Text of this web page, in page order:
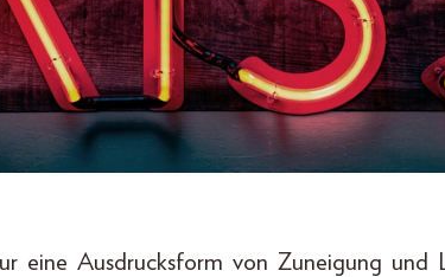
eine Ausdrucksform von Zuneigung und